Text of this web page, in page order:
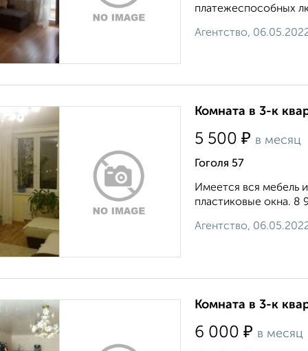
платежеспособных
Агентство,
Комната в 3-к
5 500 ₽ в месяц
Гоголя 57
Имеется вся мебель
пластиковые окна. 8
Агентство,
Комната в 3-к
6 000 ₽ в месяц